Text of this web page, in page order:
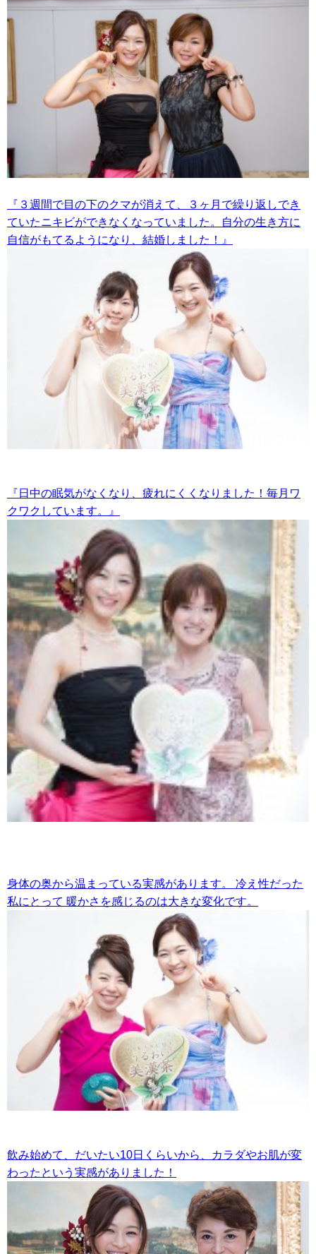
『３週間で目の下のクマが消えて、３ヶ月で繰り返しでき
ていたニキビができなくなっていました。自分の生き方に
自信がもてるようになり、結婚しました！』
『日中の眠気がなくなり、疲れにくくなりました！毎月ワ
クワクしています。』
身体の奥から温まっている実感があります。 冷え性だった
私にとって 暖かさを感じるのは大きな変化です。
飲み始めて、だいたい10日くらいから、カラダやお肌が変
わったという実感がありました！